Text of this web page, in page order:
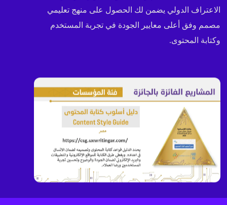
الاعتراف الدولي يضمن لك الحصول على منهج تعليمي
مصمم وفق أعلى معايير الجودة في تجربة المستخدم
وكتابة المحتوى.